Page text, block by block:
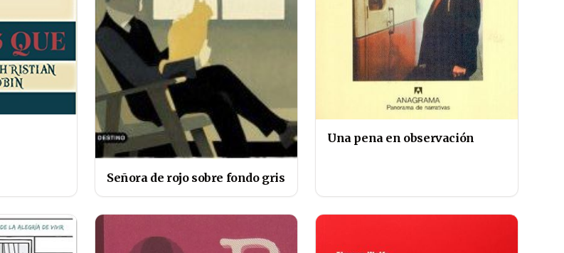
Señora de rojo sobre fondo gris
Una pena en observación